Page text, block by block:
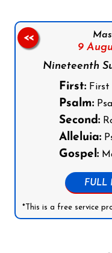
9
Nineteenth
First: First
Psalm:
Second:
Alleluia:
Gospel:
FULL
*This is a free service
<<